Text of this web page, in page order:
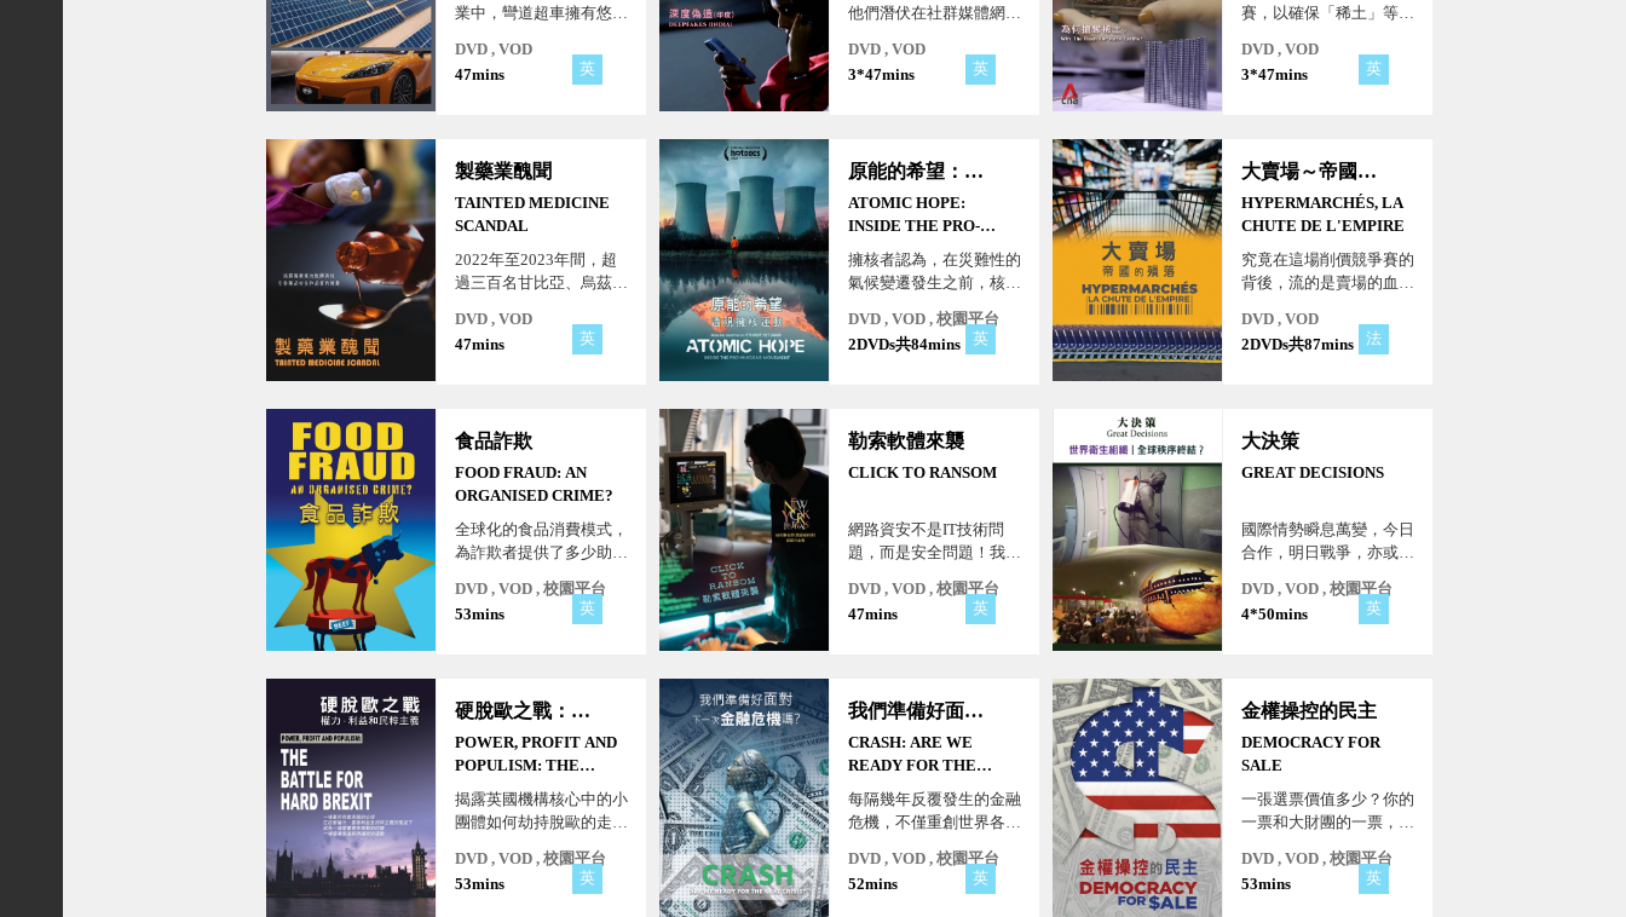
業中，彎道超車擁有悠久
及歐美政府如何反擊中國
製造的先進產品。第二波
DVD , VOD
47mins
英
他們潛伏在社群媒體網路
虛假熱點。他們利用心理
學讓你著迷、取得你的信
DVD , VOD
3*47mins
英
賽，以確保「稀土」等一
些資源對於高科技應用，
包括國防軍武以及無碳未
著其他國家努力追趕，緊
張局勢正在加劇！
DVD , VOD
3*47mins
英
製藥業醜聞
TAINTED MEDICINE
SCANDAL
2022年至2023年間，超
過三百名甘比亞、烏茲別
咳糖漿而不幸喪生的事
件，這些糖漿含有有毒成
引發超級細菌感染，造成
死傷事件，這些藥品皆在
印度生產製造...。
DVD , VOD
47mins
英
原能的希望：透視擁核運動
ATOMIC HOPE:
INSIDE THE PRO-
NUCLEAR
MOVEMENT
擁核者認為，在災難性的
氣候變遷發生之前，核電
候危機，達到脫碳目標。
然而絕大多數環保組織則
DVD , VOD , 校園平台
2DVDs共84mins
英
大賣場～帝國的殞落
HYPERMARCHÉS, LA
CHUTE DE L'EMPIRE
究竟在這場削價競爭賽的
背後，流的是賣場的血，
消費者的食品安全，還是
賣場的利潤？
DVD , VOD
2DVDs共87mins
法
食品詐欺
FOOD FRAUD: AN
ORGANISED CRIME?
全球化的食品消費模式，
為詐欺者提供了多少助
標，讓我們愈來愈擔心盤
中飧究竟是什麼？！
DVD , VOD , 校園平台
53mins
英
勒索軟體來襲
CLICK TO RANSOM
網路資安不是IT技術問
題，而是安全問題！我們
東西都數位化，那麼將面
臨網路攻擊的風險！
DVD , VOD , 校園平台
47mins
英
大決策
GREAT DECISIONS
國際情勢瞬息萬變，今日
合作，明日戰爭，亦或反
年，國際間哪些重大事件
足以改變政治情勢？新冠
安全之間該如何取捨？全
球秩序會因美國退出國際
組織而終結嗎？
DVD , VOD , 校園平台
4*50mins
英
硬脫歐之戰：權力、利益和民粹主義
POWER, PROFIT AND
POPULISM: THE
BATTLE FOR HARD
BREXIT
揭露英國機構核心中的小
團體如何劫持脫歐的走
目的。一場基於民意承諾
的公投，在政客權力、富
DVD , VOD , 校園平台
53mins
英
我們準備好面對下一次金融危機嗎？
CRASH: ARE WE
READY FOR THE
NEXT CRISIS?
每隔幾年反覆發生的金融
危機，不僅重創世界各國
井小民的生計與對未來的
信心。此外，一切利益至
DVD , VOD , 校園平台
52mins
英
金權操控的民主
DEMOCRACY FOR
SALE
一張選票價值多少？你的
一票和大財團的一票，真
說，金錢至上。在每一次
的選舉，金錢都能創造勝
DVD , VOD , 校園平台
53mins
英